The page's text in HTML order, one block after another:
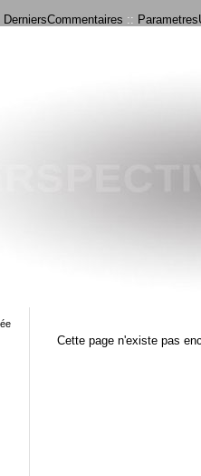
DerniersCommentaires ::
Cette page n'existe pas